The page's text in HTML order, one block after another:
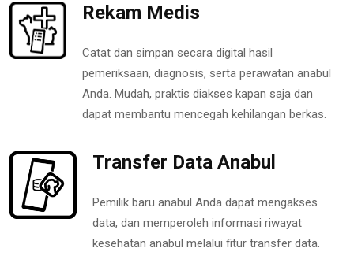
Rekam Medis
Catat dan simpan secara digital hasil
pemeriksaan, diagnosis, serta perawatan anabul
Anda. Mudah, praktis diakses kapan saja dan
dapat membantu mencegah kehilangan berkas.
Transfer Data Anabul
Pemilik baru anabul Anda dapat mengakses
data, dan memperoleh informasi riwayat
kesehatan anabul melalui fitur transfer data.